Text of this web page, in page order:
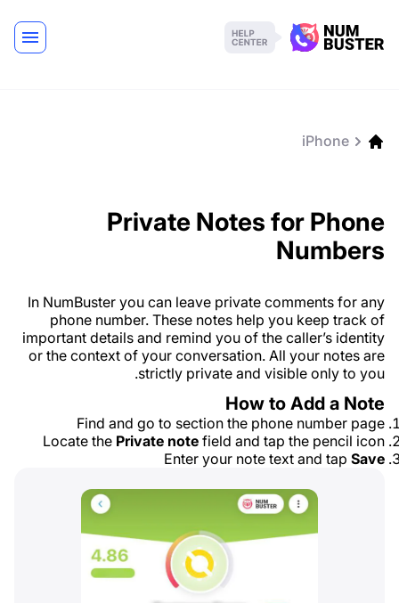
iPhone
Private Notes for Phone
Numbers
In NumBuster you can leave private comments for any
phone number. These notes help you keep track of
important details and remind you of the caller’s identity
or the context of your conversation. All your notes are
strictly private and visible only to you.
How to Add a Note
Find and go to section the phone number page
Locate the Private note field and tap the pencil icon
Enter your note text and tap Save